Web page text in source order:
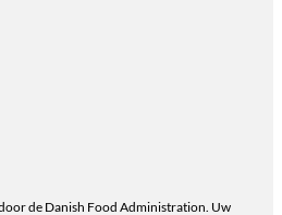
de Danish Food Administration. Uw